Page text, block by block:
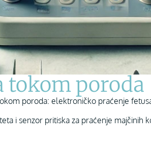
tokom poroda
poroda: elektroničko praćenje
i senzor pritiska za praćenje